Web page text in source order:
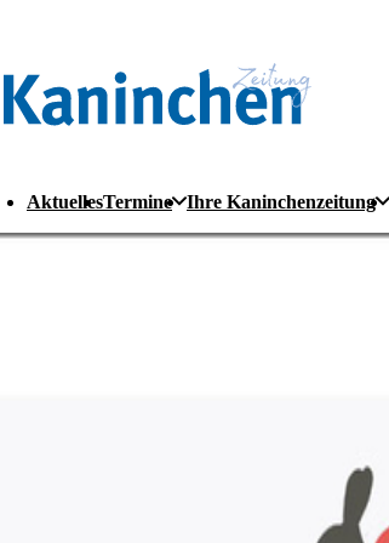
AktuellesTermine Ihre Kaninchenzeitung